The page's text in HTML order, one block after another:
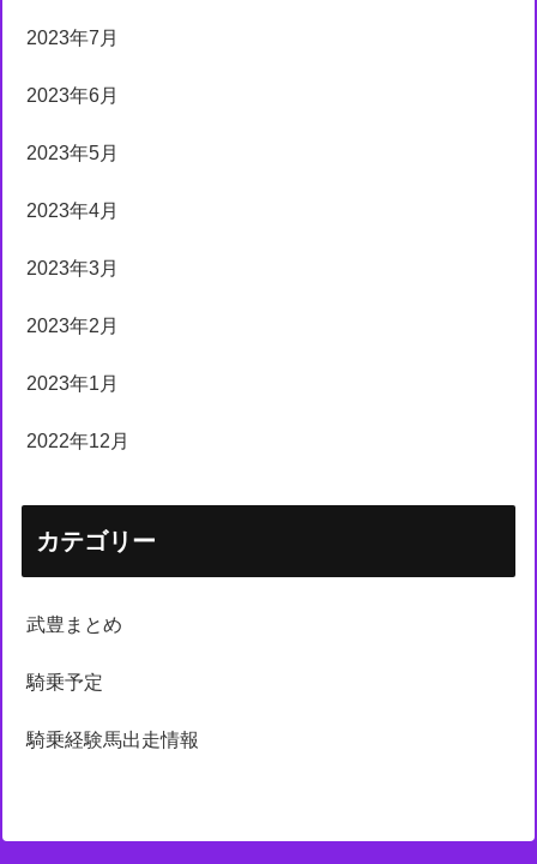
2023年7月
2023年6月
2023年5月
2023年4月
2023年3月
2023年2月
2023年1月
2022年12月
カテゴリー
武豊まとめ
騎乗予定
騎乗経験馬出走情報